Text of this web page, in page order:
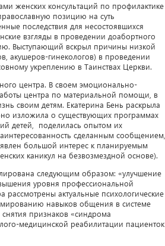
женских консультаций по профилактике
позицию на суть
последствия для несостоявшихся
взгляды в проведении доабортного
Выступающий вскрыл причины низкой
акушеров-гинекологов) в проведении
укреплению в Таинствах Церкви.
центра. В своем эмоционально-
центра по материальной помощи, в
своим детям. Екатерина Бень раскрыла
изложила о существующих программах
детей, поделилась опытом их
сделанным сообщением,
большой интерес к планируемым
каникул на безвозмездной основе).
следующим образом: «улучшение
уровня профессиональной
рассмотрены актуальные психологические
навыков общения в системе
признаков «синдрома
медицинской реабилитации пациенток